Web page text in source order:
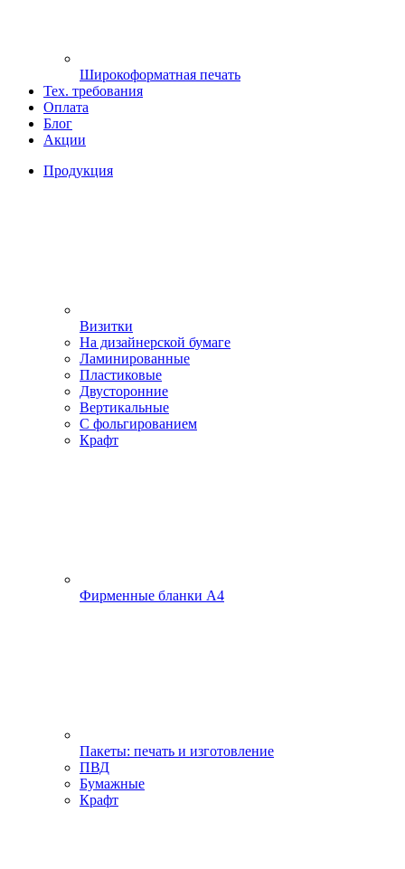
Широкоформатная печать
Тех. требования
Оплата
Блог
Акции
Продукция
Визитки
На дизайнерской бумаге
Ламинированные
Пластиковые
Двусторонние
Вертикальные
С фольгированием
Крафт
Фирменные бланки А4
Пакеты: печать и изготовление
ПВД
Бумажные
Крафт